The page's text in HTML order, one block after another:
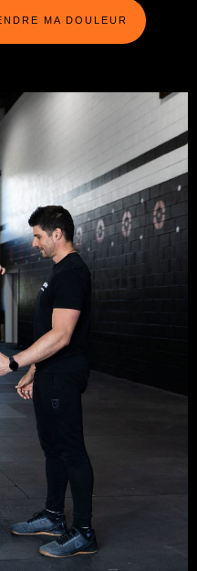
MA DOULEUR